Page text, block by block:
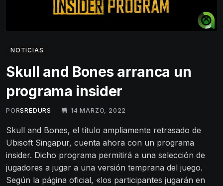
NOTICIAS
Skull and Bones arranca un
programa insider
PORSREDURS 14 MARZO, 2022
Skull and Bones, el título ampliamente retrasado de
Ubisoft Singapur, cuenta ahora con un programa
insider. Dicho programa permitirá a una selección de
jugadores a jugar a una versión temprana del juego.
Según la página oficial, «los participantes jugarán en